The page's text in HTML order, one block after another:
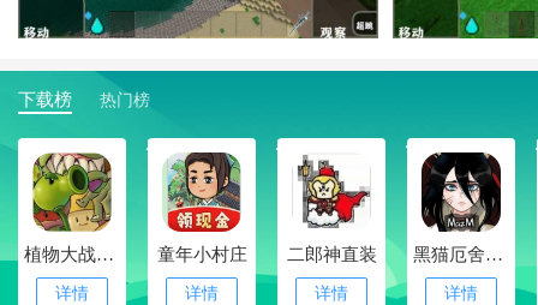
下载榜 热门榜
1
植物大战僵尸抽卡版
详情
2
童年小村庄
详情
3
二郎神直装
详情
4
黑猫厄舍的遗产
详情